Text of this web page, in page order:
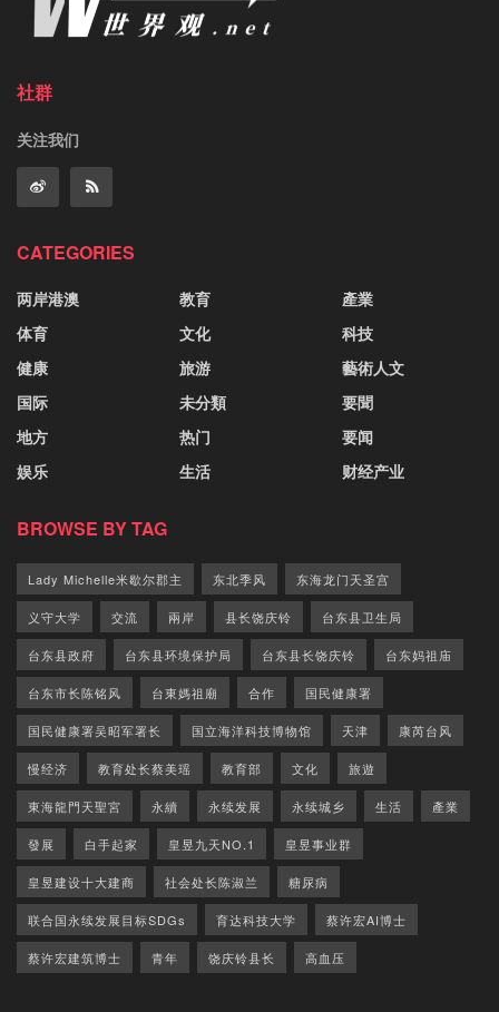
社群
关注我们
CATEGORIES
两岸港澳
体育
健康
国际
地方
娱乐
教育
文化
旅游
未分類
热门
生活
產業
科技
藝術人文
要聞
要闻
财经产业
BROWSE BY TAG
Lady Michelle米歇尔郡主 东北季风 东海龙门天圣宫
义守大学 交流 兩岸 县长饶庆铃 台东县卫生局
台东县政府 台东县环境保护局 台东县长饶庆铃 台东妈祖庙
台东市长陈铭风 台東媽祖廟 合作 国民健康署
国民健康署吴昭军署长 国立海洋科技博物馆 天津 康芮台风
慢经济 教育处长蔡美瑶 教育部 文化 旅遊
東海龍門天聖宮 永續 永续发展 永续城乡 生活 產業
發展 白手起家 皇昱九天NO.1 皇昱事业群
皇昱建设十大建商 社会处长陈淑兰 糖尿病
联合国永续发展目标SDGs 育达科技大学 蔡许宏AI博士
蔡许宏建筑博士 青年 饶庆铃县长 高血压